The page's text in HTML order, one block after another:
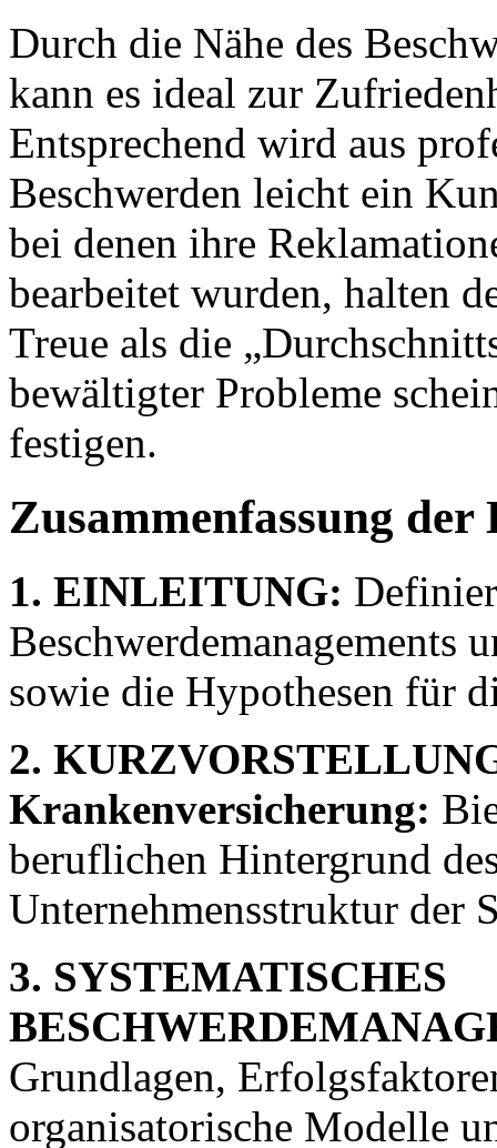
Durch die Nähe des
kann es ideal zur
Entsprechend wird aus
Beschwerden leicht ein
bei denen ihre
bearbeitet wurden, halten
Treue als die
bewältigter Probleme
festigen.
Zusammenfassung der
1. EINLEITUNG:
Beschwerdemanagements
sowie die Hypothesen für
2.
Krankenversicherung:
beruflichen Hintergrund
Unternehmensstruktur der
3. SYSTEMATISCHES
Grundlagen,
organisatorische Modelle